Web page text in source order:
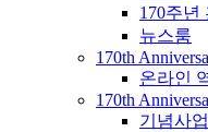
170주년
뉴스룸
170th
온라인
170th
기념사